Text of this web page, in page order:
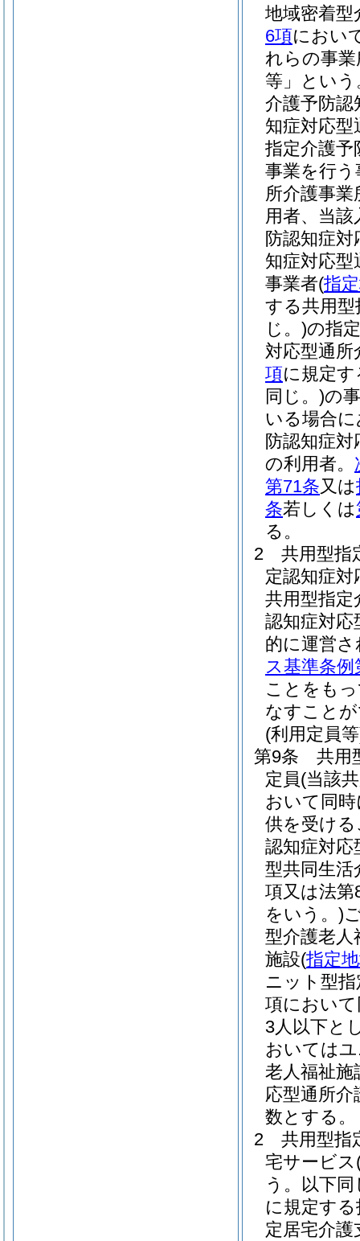
地域密着型
6項におい
れらの事
等」という
介護予防認
知症対応
指定介護予
事業を行う
所介護事
用者、当
防認知症
知症対応型
事業者(指
する共用型
じ。)の指
対応型通所
項に規定
同じ。)の
いる場合
防認知症
の利用者。
第71条又は
条若しくは
る。
2
共用型指
定認知症
共用型指定
認知症対
的に運営
ス基準条例
ことをも
なすこと
(利用定員
第9条
共用
定員(当該
おいて同
供を受け
認知症対応
型共同生活
項又は法
をいう。)
型介護老人
施設(指定
ニット型
項におい
3人以下と
おいては
老人福祉施
応型通所
数とする。
2
共用型指
宅サービス
う。以下同
に規定す
定居宅介護